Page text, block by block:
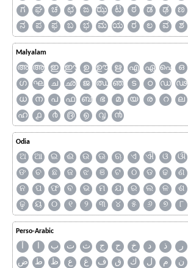
ಗ
ಘ ಚ ಛ ಜ ಝ ಟ ಠ ಡ ಢ ಣ
ನ
ಪ ಫ ಬ ಭ ಮ ಯ ರ ಲ ವ ಶ
Malyalam
അ ആ ഇ ഈ ഉ ഊ ഋ എ ഏ ഐ ഒ
ഗ
ഘ ച ഛ ജ ഝ ഞ ട ഠ ഡ ഢ
ധ
ന പ ഫ ബ ഭ മ യ ര റ ല
ഹ
൧ ൪ ൫ ൭ ൮ ൯
Odia
ଅ ଆ ଇ ଈ ଉ ଊ ଋ ଏ ଐ ଓ ଔ
ଙ
ଚ ଛ ଜ ଝ ଞ ଟ ଠ ଡ ଢ ଣ
ନ
ପ ଫ ବ ଭ ମ ଯ ର ଲ ଳ ଶ
ଢ଼
ୟ ୦ ୧ ୨ ୩ ୪ ୫ ୬ ୭ ୮
Perso-Arabic
آ ا ب ت ث ج ح خ د ذ ر
ض
ط ظ ع غ ف ق ك ل م ن